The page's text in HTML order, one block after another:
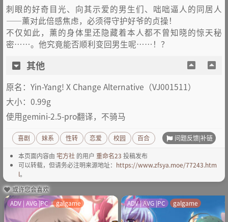
刺眼的好奇目光、向其示爱的男生们、咄咄逼人的同居人
——薰对此倍感焦虑，必须得守护好爷的贞操！
不仅如此，薰的身体里还隐藏着本人都不曾知晓的惊天秘
密……。他究竟能否顺利变回男生呢……！？
其他
原名：Yin-Yang! X Change Alternative（VJ001511）
大小：0.99g
使用gemini-2.5-pro翻译，不骑马
喜剧 妹系 性转 恋爱 校园 百合 问题反馈|补链
本页面内容由 宅方社 的用户 重命名23 投稿发布
可以转载，但请务必注明来源地址： https://www.zfsya.moe/77243.htm
l。
或许您会喜欢
ADV | AVG |PC galgame ADV | AVG |PC galgame